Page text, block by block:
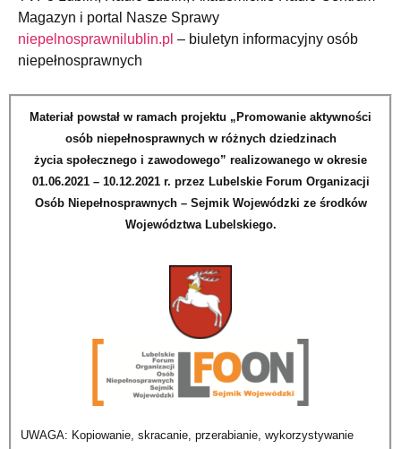
Magazyn i portal Nasze Sprawy
niepelnosprawnilublin.pl – biuletyn informacyjny osób
niepełnosprawnych
Materiał powstał w ramach projektu „Promowanie aktywności
osób niepełnosprawnych w różnych dziedzinach
życia społecznego i zawodowego” realizowanego w okresie
01.06.2021 – 10.12.2021 r. przez Lubelskie Forum Organizacji
Osób Niepełnosprawnych – Sejmik Wojewódzki ze środków
Województwa Lubelskiego.
UWAGA: Kopiowanie, skracanie, przerabianie, wykorzystywanie